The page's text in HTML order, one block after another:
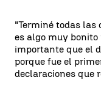
"Terminé todas las
es algo muy
importante que el
porque fue el
declaraciones que